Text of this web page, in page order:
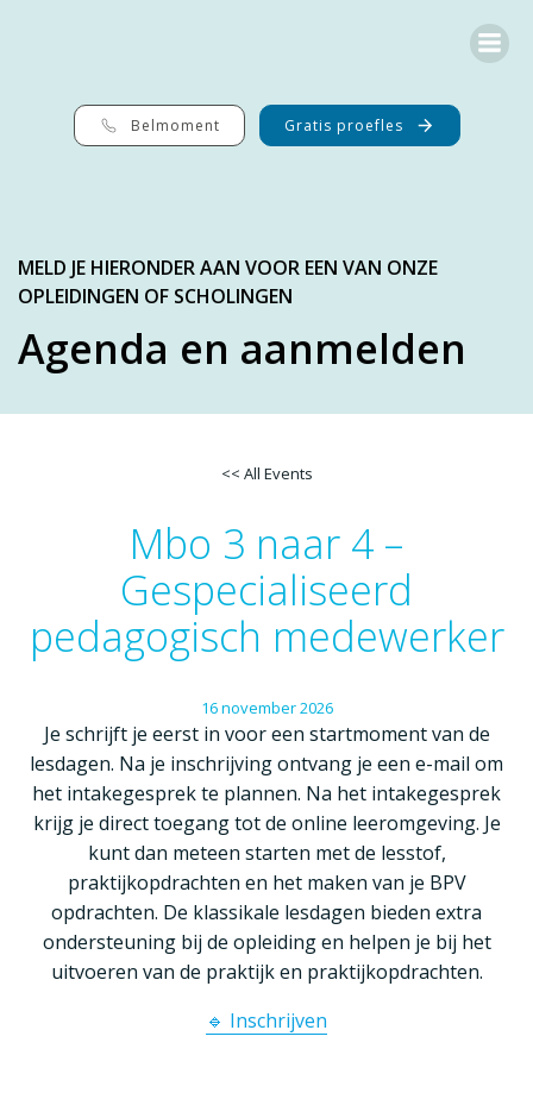
a
d
o
u
d
Belmoment Gratis proefles
MELD JE HIERONDER AAN VOOR EEN VAN ONZE
OPLEIDINGEN OF SCHOLINGEN
Agenda en aanmelden
<< All Events
Mbo 3 naar 4 –
Gespecialiseerd
pedagogisch medewerker
16november2026
Je schrijft je eerst in voor een startmoment van de
lesdagen. Na je inschrijving ontvang je een e-mail om
het intakegesprek te plannen. Na het intakegesprek
krijg je direct toegang tot de online leeromgeving. Je
kunt dan meteen starten met de lesstof,
praktijkopdrachten en het maken van je BPV
opdrachten. De klassikale lesdagen bieden extra
ondersteuning bij de opleiding en helpen je bij het
uitvoeren van de praktijk en praktijkopdrachten.
🔹 Inschrijven